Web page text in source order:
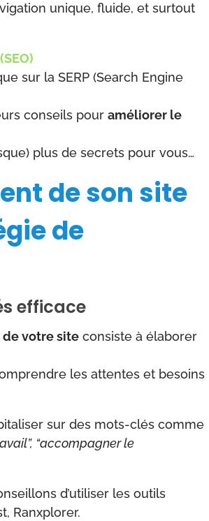
unique, fluide, et surtout
sur la SERP (Search Engine
conseils pouraméliorer le
plus de secrets pour vous…
de son site
de
efficace
votre site consiste à élaborer
les attentes et besoins
sur des mots-clés comme
“accompagner le
d’utiliser les outils
Ranxplorer.